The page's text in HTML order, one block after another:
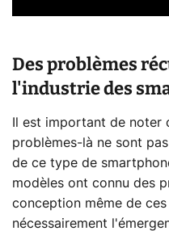
Des problèmes
l'industrie des
Il est important de noter
problèmes-là ne sont
de ce type de
modèles ont connu des
conception même de
nécessairement